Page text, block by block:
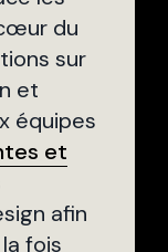
du
sur
et
équipes
et
afin
fois